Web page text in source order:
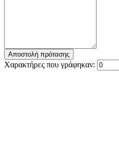
Χαρακτήρες που γράφηκαν: